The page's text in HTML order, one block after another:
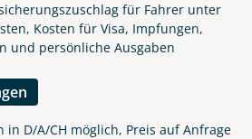
für Fahrer unter
Kosten für Visa, Impfungen,
und persönliche Ausgaben
in D/A/CH möglich, Preis auf Anfrage